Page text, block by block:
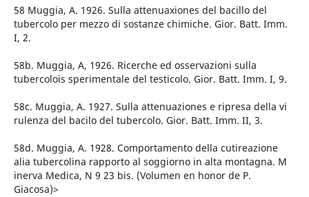
58 Muggia, A. 1926. Sulla attenuaxiones del bacillo del
tubercolo per mezzo di sostanze chimiche. Gior. Batt. Imm.
I, 2.
58b. Muggia, A, 1926. Ricerche ed osservazioni sulla
tubercolois sperimentale del testicolo. Gior. Batt. Imm. I, 9.
58c. Muggia, A. 1927. Sulla attenuaziones e ripresa della vi
rulenza del bacilo del tubercolo. Gior. Batt. Imm. II, 3.
58d. Muggia, A. 1928. Comportamento della cutireazione
alia tubercolina rapporto al soggiorno in alta montagna. M
inerva Medica, N 9 23 bis. (Volumen en honor de P.
Giacosa)>